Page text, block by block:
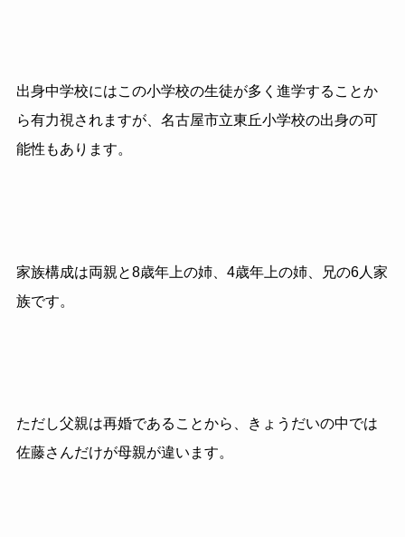
出身中学校にはこの小学校の生徒が多く進学することか
ら有力視されますが、名古屋市立東丘小学校の出身の可
能性もあります。
家族構成は両親と8歳年上の姉、4歳年上の姉、兄の6人家
族です。
ただし父親は再婚であることから、きょうだいの中では
佐藤さんだけが母親が違います。